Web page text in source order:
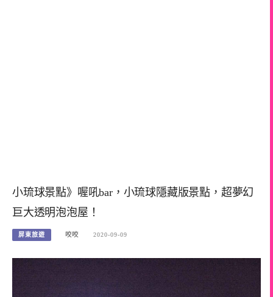
小琉球景點》喔吼bar，小琉球隱藏版景點，超夢幻
巨大透明泡泡屋！
屏東旅遊 咬咬 2020-09-09